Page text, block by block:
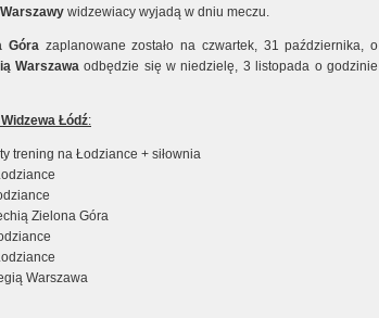
Warszawy widzewiacy wyjadą w dniu meczu.
Górazaplanowane zostało na czwartek, 31 października, o
Warszawaodbędzie się w niedzielę, 3 listopada o godzinie
Łódź:
trening na Łodziance + siłownia
Zielona Góra
Warszawa